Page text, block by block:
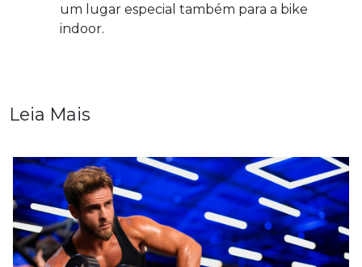
um lugar especial também para a bike
indoor.
Leia Mais